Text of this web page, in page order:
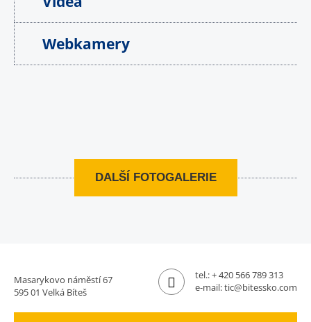
Webkamery
DALŠÍ FOTOGALERIE
Masarykovo náměstí 67
595 01 Velká Bíteš
tel.:+ 420 566 789 313
e-mail:tic@bitessko.com